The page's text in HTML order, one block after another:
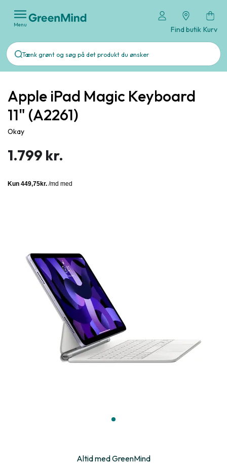
Menu
Find butik Kurv
Apple iPad Magic Keyboard
11" (A2261)
Okay
1.799 kr.
Altid med GreenMind